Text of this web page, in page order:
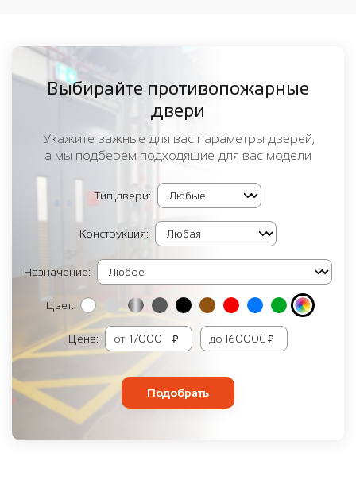
Выбирайте противопожарные
двери
Укажите важные для вас параметры дверей,
а мы подберем подходящие для вас модели
Тип двери:
Конструкция:
Назначение:
Цвет:
Цена: от ₽ до ₽
Подобрать